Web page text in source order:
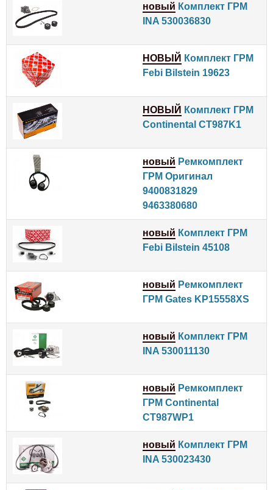
новый Комплект ГРМ
INA 530036830
НОВЫЙ Комплект ГРМ
Febi Bilstein 19623
НОВЫЙ Комплект ГРМ
Continental CT987K1
новый Ремкомплект
ГРМ Оригинал
9400831829
9463380680
новый Комплект ГРМ
Febi Bilstein 45108
новый Ремкомплект
ГРМ Gates KP15558XS
новый Комплект ГРМ
INA 530011130
новый Ремкомплект
ГРМ Continental
CT987WP1
новый Комплект ГРМ
INA 530023430